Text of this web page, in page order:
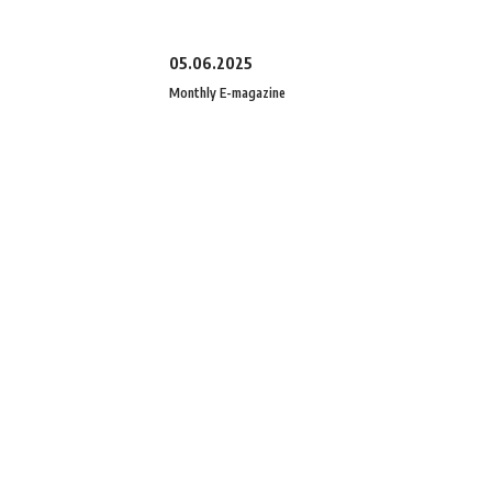
05.06.2025
Monthly E-magazine